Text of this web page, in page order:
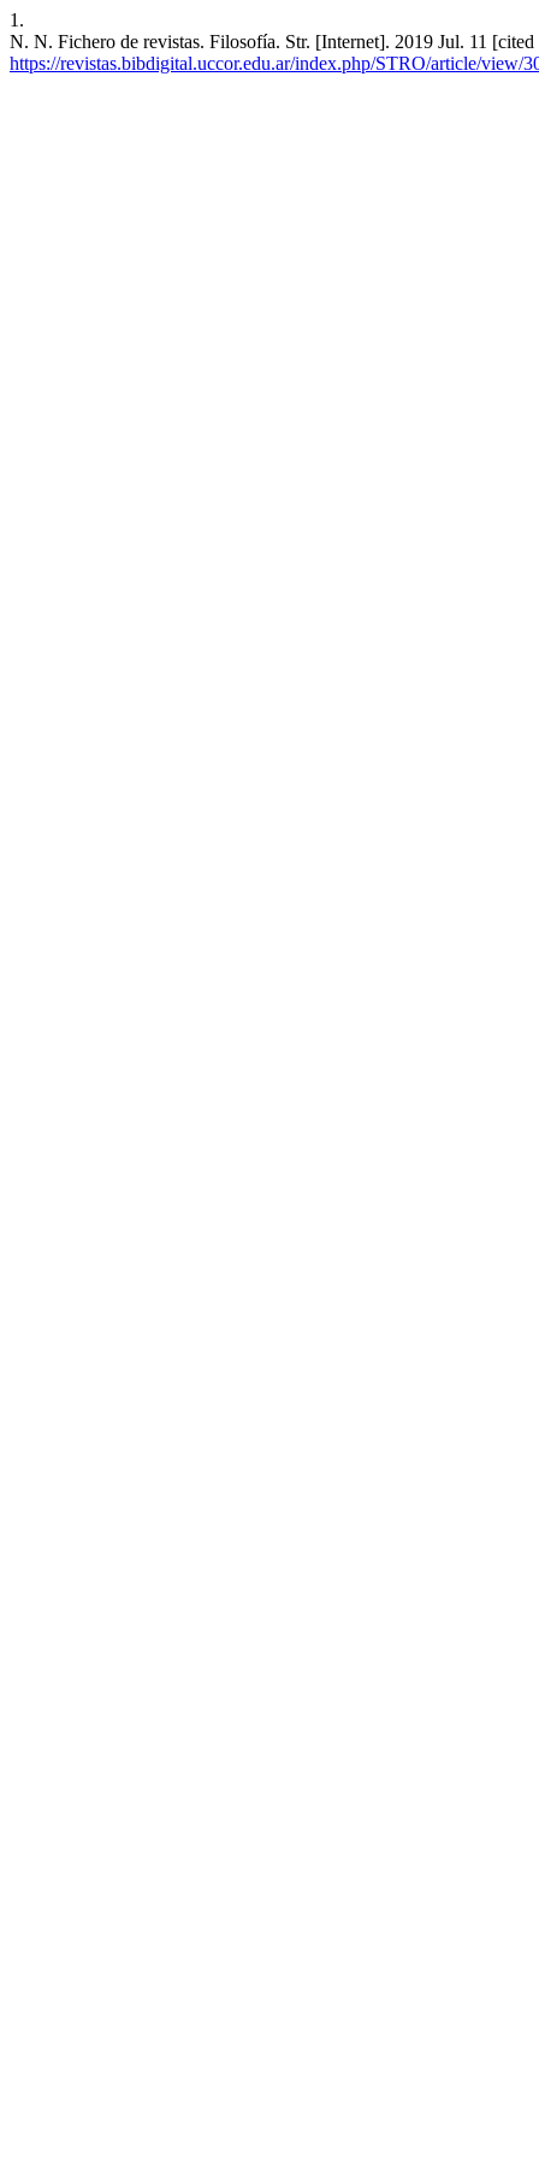
1.
N. N. Fichero de revistas. Filosofía. Str. [Internet]. 2019 Jul. 11
https://revistas.bibdigital.uccor.edu.ar/index.php/STRO/article/view/